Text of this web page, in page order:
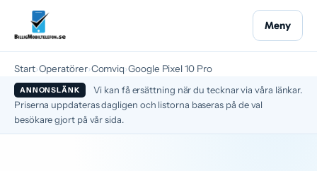
Meny
Start›Operatörer›Comviq›Google Pixel 10 Pro
ANNONSLÄNK
Vi kan få ersättning när du tecknar via våra länkar.
Priserna uppdateras dagligen och listorna baseras på de val
besökare gjort på vår sida.